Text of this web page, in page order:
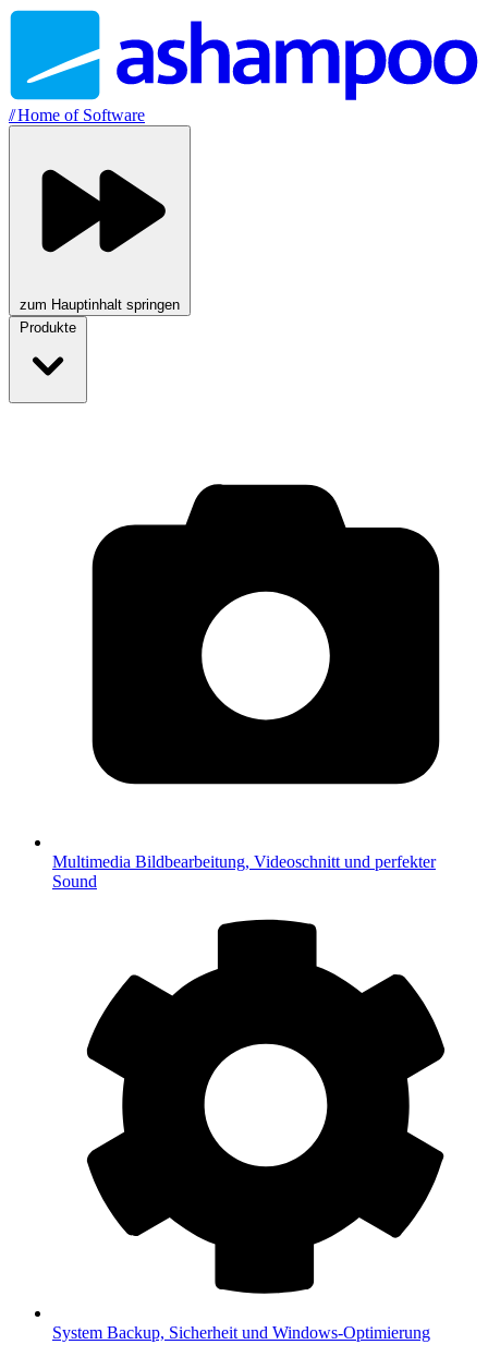
//Home of Software
zum Hauptinhalt springen
Produkte
Multimedia Bildbearbeitung, Videoschnitt und perfekter
Sound
System Backup, Sicherheit und Windows-Optimierung